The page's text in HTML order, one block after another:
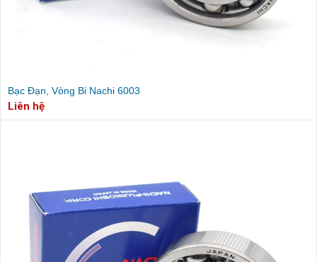
Bạc Đạn, Vòng Bi Nachi 6003
Liên hệ